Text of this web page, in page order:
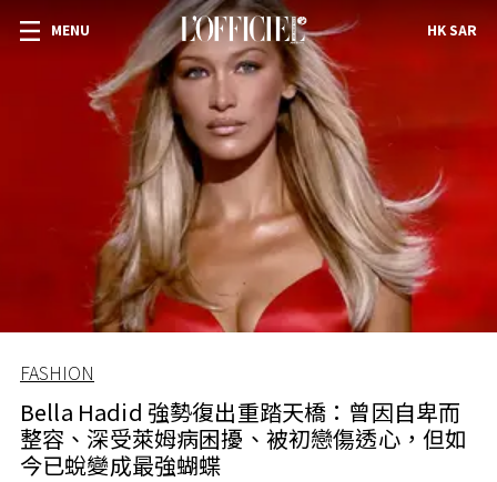
MENU HK SAR
FASHION
Bella Hadid 強勢復出重踏天橋：曾因自卑而
整容、深受萊姆病困擾、被初戀傷透心，但如
今已蛻變成最強蝴蝶